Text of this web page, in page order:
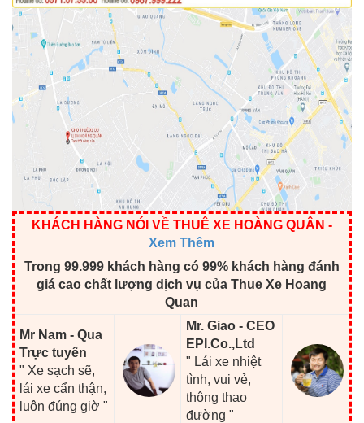
KHÁCH HÀNG NÓI VỀ THUÊ XE HOÀNG QUÂN -
Xem Thêm
Trong 99.999 khách hàng có 99% khách hàng đánh
giá cao chất lượng dịch vụ của Thue Xe Hoang
Quan
Mr Nam - Qua
Trực tuyến
" Xe sạch sẽ,
lái xe cẩn thận,
luôn đúng giờ "
Mr. Giao - CEO
EPI.Co.,Ltd
" Lái xe nhiệt
tình, vui vẻ,
thông thạo
đường "